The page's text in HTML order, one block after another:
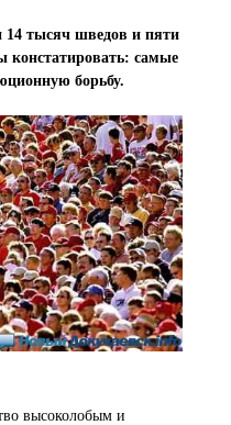
14 тысяч шведов и пяти
констатировать: самые
борьбу.
высоколобым и